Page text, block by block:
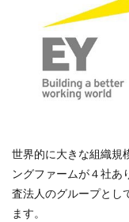
世界的に大きな組織規
ングファームが４社あ
査法人のグループとし
ます。